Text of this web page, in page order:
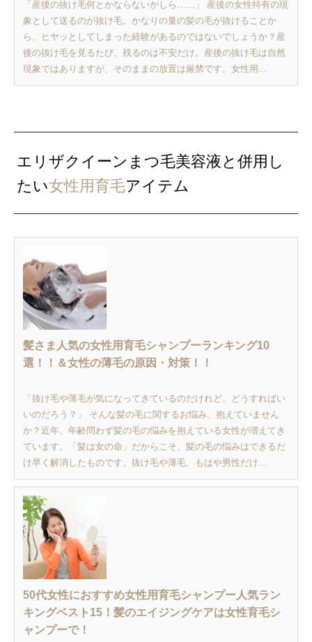
「産後の抜け毛何とかならないかしら……」 産後の女性特有の現
象として送るのが抜け毛。かなりの量の髪の毛が抜けることか
ら、ヒヤッとしてしまった経験があるのではないでしょうか？産
後の抜け毛を見るたび、残るのは不安だけ。産後の抜け毛は自然
現象ではありますが、そのままの放置は厳禁です。女性用...
エリザクイーンまつ毛美容液と併用し
たい女性用育毛アイテム
髪さま人気の女性用育毛シャンプーランキング10
選！！＆女性の薄毛の原因・対策！！
「抜け毛や薄毛が気になってきているのだけれど、どうすればい
いのだろう？」 そんな髪の毛に関するお悩み、抱えていません
か？近年、年齢問わず髪の毛の悩みを抱えている女性が増えてき
ています。「髪は女の命」だからこそ、髪の毛の悩みはできるだ
け早く解消したものです。抜け毛や薄毛、もはや男性だけ...
50代女性におすすめ女性用育毛シャンプー人気ラン
キングベスト15！髪のエイジングケアは女性育毛シ
ャンプーで！